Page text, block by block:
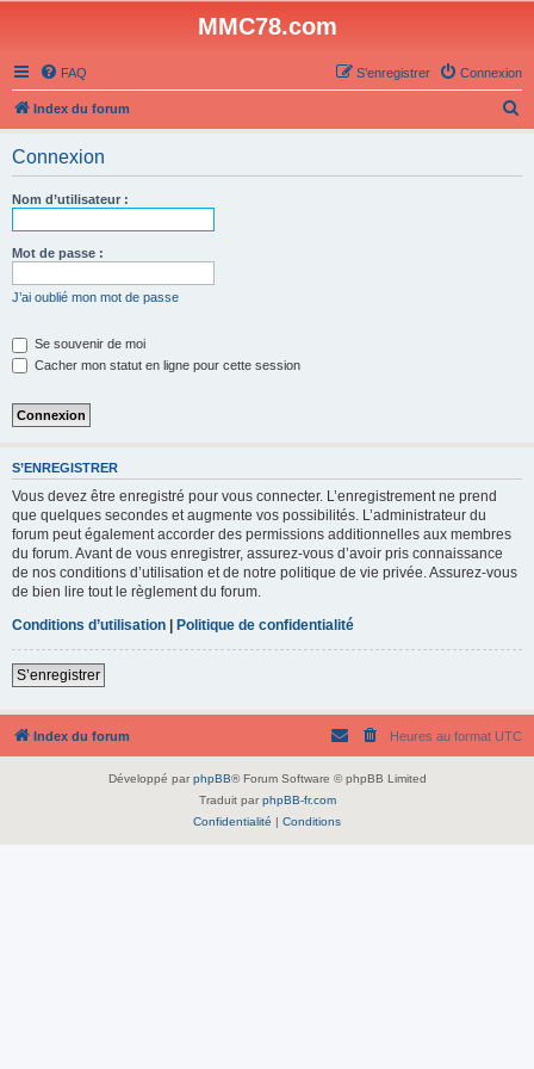
MMC78.com
FAQ Connexion
S’enregistrer
Index du forum
Connexion
Nom d’utilisateur :
Mot de passe :
J’ai oublié mon mot de passe
Se souvenir de moi
Cacher mon statut en ligne pour cette session
S’ENREGISTRER
Vous devez être enregistré pour vous connecter. L’enregistrement ne prend
que quelques secondes et augmente vos possibilités. L’administrateur du
forum peut également accorder des permissions additionnelles aux membres
du forum. Avant de vous enregistrer, assurez-vous d’avoir pris connaissance
de nos conditions d’utilisation et de notre politique de vie privée. Assurez-vous
de bien lire tout le règlement du forum.
Conditions d’utilisation | Politique de confidentialité
S’enregistrer
Index du forum Heures au format UTC
Développé par phpBB® Forum Software © phpBB Limited
Traduit par phpBB-fr.com
Confidentialité | Conditions